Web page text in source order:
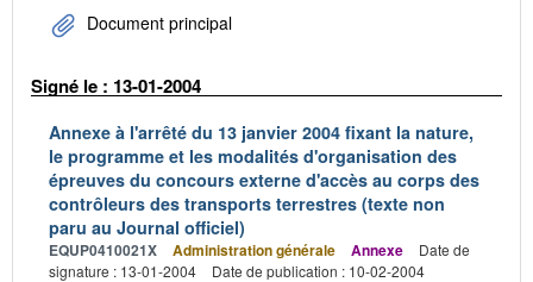
Document principal
Signé le : 13-01-2004
Annexe à l'arrêté du 13 janvier 2004 fixant la nature,
le programme et les modalités d'organisation des
épreuves du concours externe d'accès au corps des
contrôleurs des transports terrestres (texte non
paru au Journal officiel)
EQUP0410021X Administration générale Annexe
Date de
signature : 13-01-2004
Date de publication : 10-02-2004